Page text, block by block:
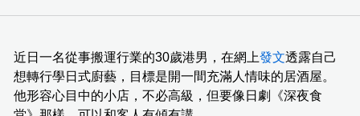
近日一名從事搬運行業的30歲港男，在網上發文透露自己
想轉行學日式廚藝，目標是開一間充滿人情味的居酒屋。
他形容心目中的小店，不必高級，但要像日劇《深夜食